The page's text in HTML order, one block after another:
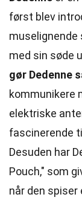
først blev
muselignende
med sin søde
gør Dedenne
kommunikere
elektriske
fascinerende
Desuden har
Pouch," som
når den spiser